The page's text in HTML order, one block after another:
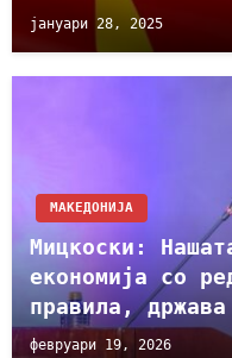
јануари 28, 2025
МАКЕДОНИЈА
Мицкоски:
економија со
правила,
февруари 19, 2026